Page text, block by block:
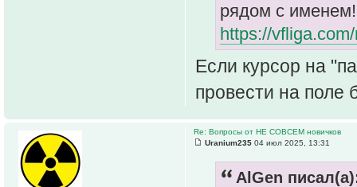
рядом с
https://
Если курсор на
провести на
Re: Вопросы от НЕ СОВСЕМ новичков
Uranium235 04 июл 2025, 13:31
AlGen